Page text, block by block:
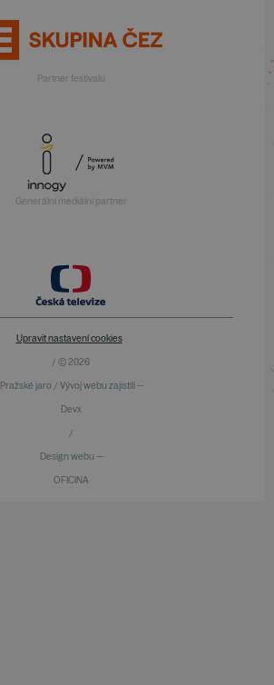
Partner festivalu
Generální mediální partner
Upravit nastavení cookies
/ © 2026
Pražské jaro / Vývoj webu zajistili —
Devx
/
Design webu —
OFICINA